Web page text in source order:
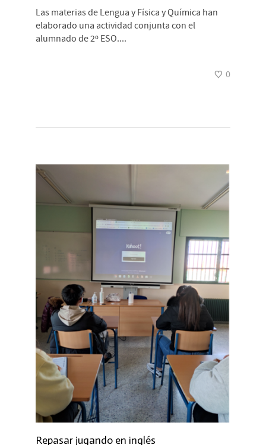
Las materias de Lengua y Física y Química han
elaborado una actividad conjunta con el
alumnado de 2º ESO....
0
Repasar jugando en inglés